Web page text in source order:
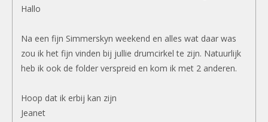
Hallo
Na een fijn Simmerskyn weekend en alles wat daar was
zou ik het fijn vinden bij jullie drumcirkel te zijn. Natuurlijk
heb ik ook de folder verspreid en kom ik met 2 anderen.
Hoop dat ik erbij kan zijn
Jeanet